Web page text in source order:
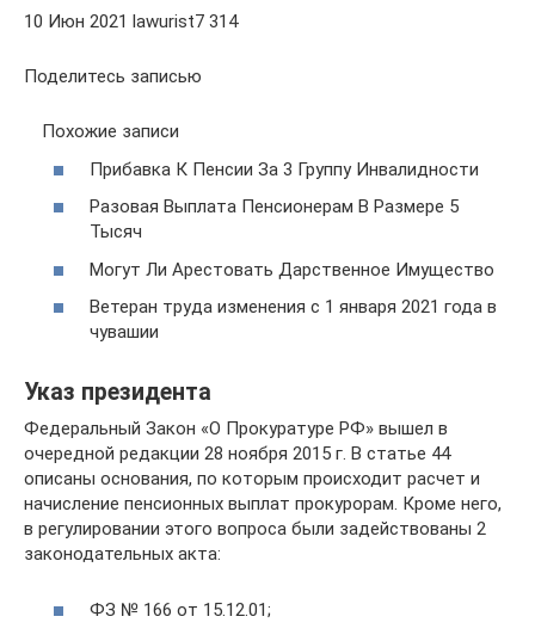
10 Июн 2021 lawurist7 314
Поделитесь записью
Похожие записи
Прибавка К Пенсии За 3 Группу Инвалидности
Разовая Выплата Пенсионерам В Размере 5
Тысяч
Могут Ли Арестовать Дарственное Имущество
Ветеран труда изменения с 1 января 2021 года в
чувашии
Указ президента
Федеральный Закон «О Прокуратуре РФ» вышел в
очередной редакции 28 ноября 2015 г. В статье 44
описаны основания, по которым происходит расчет и
начисление пенсионных выплат прокурорам. Кроме него,
в регулировании этого вопроса были задействованы 2
законодательных акта:
ФЗ № 166 от 15.12.01;